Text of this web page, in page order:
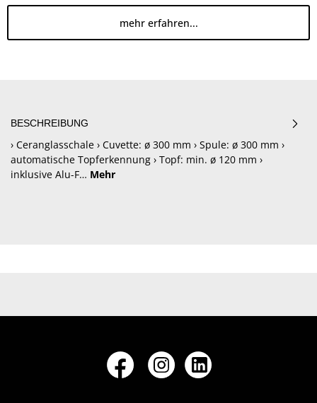
mehr erfahren...
BESCHREIBUNG
› Ceranglasschale › Cuvette: ø 300 mm › Spule: ø 300 mm ›
automatische Topferkennung › Topf: min. ø 120 mm ›
inklusive Alu-F… Mehr